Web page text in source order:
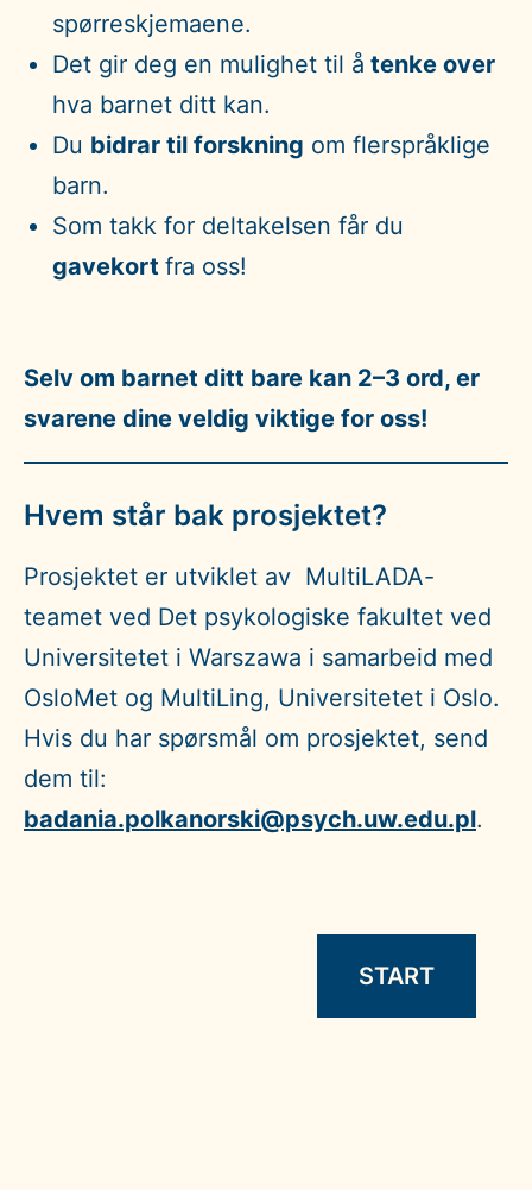
spørreskjemaene.
Det gir deg en mulighet til å tenke over
hva barnet ditt kan.
Du bidrar til forskning om flerspråklige
barn.
Som takk for deltakelsen får du
gavekort fra oss!
Selv om barnet ditt bare kan 2–3 ord, er
svarene dine veldig viktige for oss!
Hvem står bak prosjektet?
Prosjektet er utviklet av MultiLADA-
teamet ved Det psykologiske fakultet ved
Universitetet i Warszawa i samarbeid med
OsloMet og MultiLing, Universitetet i Oslo.
Hvis du har spørsmål om prosjektet, send
dem til:
badania.polkanorski@psych.uw.edu.pl.
START